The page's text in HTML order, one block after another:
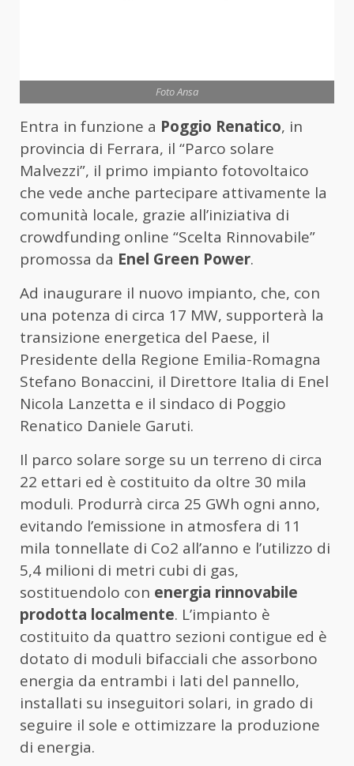
Foto Ansa
Entra in funzione a Poggio Renatico, in
provincia di Ferrara, il “Parco solare
Malvezzi”, il primo impianto fotovoltaico
che vede anche partecipare attivamente la
comunità locale, grazie all’iniziativa di
crowdfunding online “Scelta Rinnovabile”
promossa da Enel Green Power.
Ad inaugurare il nuovo impianto, che, con
una potenza di circa 17 MW, supporterà la
transizione energetica del Paese, il
Presidente della Regione Emilia-Romagna
Stefano Bonaccini, il Direttore Italia di Enel
Nicola Lanzetta e il sindaco di Poggio
Renatico Daniele Garuti.
Il parco solare sorge su un terreno di circa
22 ettari ed è costituito da oltre 30 mila
moduli. Produrrà circa 25 GWh ogni anno,
evitando l’emissione in atmosfera di 11
mila tonnellate di Co2 all’anno e l’utilizzo di
5,4 milioni di metri cubi di gas,
sostituendolo con energia rinnovabile
prodotta localmente. L’impianto è
costituito da quattro sezioni contigue ed è
dotato di moduli bifacciali che assorbono
energia da entrambi i lati del pannello,
installati su inseguitori solari, in grado di
seguire il sole e ottimizzare la produzione
di energia.